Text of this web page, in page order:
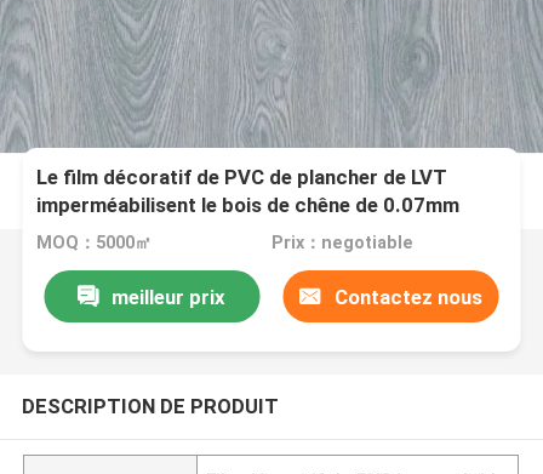
Le film décoratif de PVC de plancher de LVT
imperméabilisent le bois de chêne de 0.07mm
MOQ：5000㎡ Prix：negotiable
meilleur prix Contactez nous
DESCRIPTION DE PRODUIT